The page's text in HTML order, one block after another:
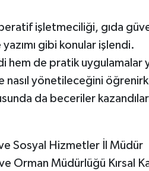
işletmeciliği, gıda
gibi konular işlendi.
hem de pratik uygulamalar
yönetileceğini
da beceriler
ve Sosyal Hizmetler İl Müdür
Orman Müdürlüğü Kırsal